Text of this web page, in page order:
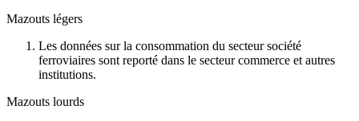
Mazouts légers
Les données sur la consommation du secteur société
ferroviaires sont reporté dans le secteur commerce et autres
institutions.
Mazouts lourds